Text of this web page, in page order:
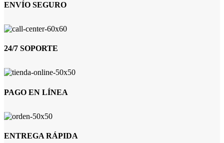
ENVÍO SEGURO
24/7 SOPORTE
PAGO EN LÍNEA
ENTREGA RÁPIDA